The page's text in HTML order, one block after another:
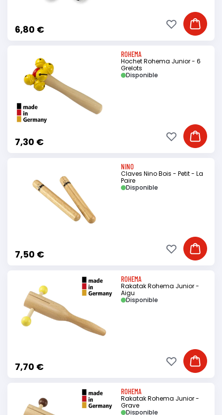
6,80 € Ajouter
Ajouter à ma
ROHEMA
Hochet Rohema Junior - 6
Grelots
7,30 €
Disponible
Ajouter
Ajouter à ma
NINO
Claves Nino Bois - Petit - La
Paire
7,50 €
Disponible
Ajouter
Ajouter à ma
ROHEMA
Rakatak Rohema Junior -
Aigu
7,70 €
Disponible
Ajouter
Ajouter à ma
ROHEMA
Rakatak Rohema Junior -
Grave
Disponible